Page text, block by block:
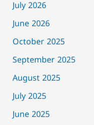
July 2026
June 2026
October 2025
September 2025
August 2025
July 2025
June 2025